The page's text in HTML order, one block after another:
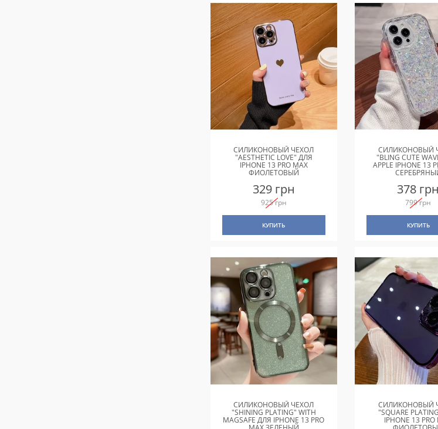
СИЛИКОНОВЫЙ ЧЕХОЛ
"AESTHETIC LOVE" ДЛЯ
IPHONE 13 PRO MAX
ФИОЛЕТОВЫЙ
329 грн
925 грн
КУПИТЬ
СИЛИКОНОВЫЙ
"BLING CUTE
APPLE IPHONE 13
378 грн
799 грн
КУПИТЬ
СИЛИКОНОВЫЙ ЧЕХОЛ
"SHINING PLATING" WITH
MAGSAFE ДЛЯ IPHONE 13 PRO
СИЛИКОНОВЫЙ
"SQUARE
IPHONE 13 PRO